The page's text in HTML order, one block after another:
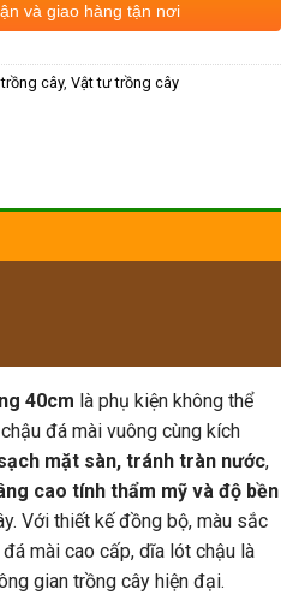
và giao hàng tận nơi
cây, Vật tư trồng cây
40cm là phụ kiện không thể
đá mài vuông cùng kích
mặt sàn, tránh tràn nước,
cao tính thẩm mỹ và độ bền
Với thiết kế đồng bộ, màu sắc
mài cao cấp, dĩa lót chậu là
gian trồng cây hiện đại.